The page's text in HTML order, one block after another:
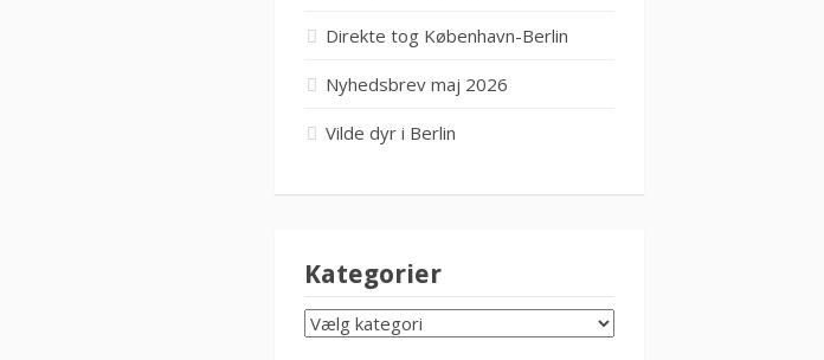
Direkte tog København-Berlin
Nyhedsbrev maj 2026
Vilde dyr i Berlin
Kategorier
KATEGORIER